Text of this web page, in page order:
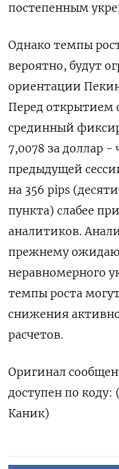
постепенным
Однако ‍темпы
вероятно, будут
ориентации
Перед открытием
срединный
7,0078 за доллар -
предыдущей
на 356 pips
‍пункта) слабее
аналитиков.
прежнему
неравномерного
темпы роста
снижения
расчетов.
Оригинал
доступен по
Каник)